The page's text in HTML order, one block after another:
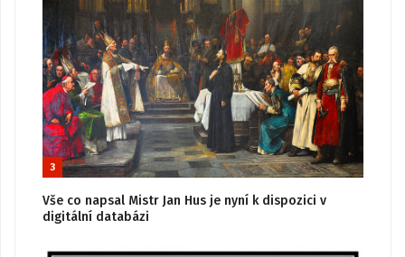
3
Vše co napsal Mistr Jan Hus je nyní k dispozici v
digitální databázi